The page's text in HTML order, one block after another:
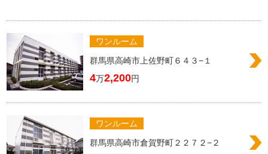
ワンルーム
群馬県高崎市上佐野町６４３−１
4万2,200円
ワンルーム
群馬県高崎市倉賀野町２２７２−２